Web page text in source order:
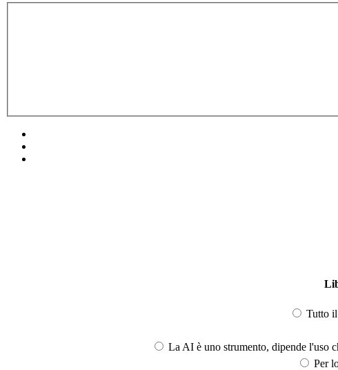
Tutto
La AI è uno strumento, dipende l'uso
Per